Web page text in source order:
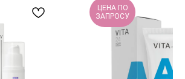
ЦЕНА ПО
ЗАПРОСУ